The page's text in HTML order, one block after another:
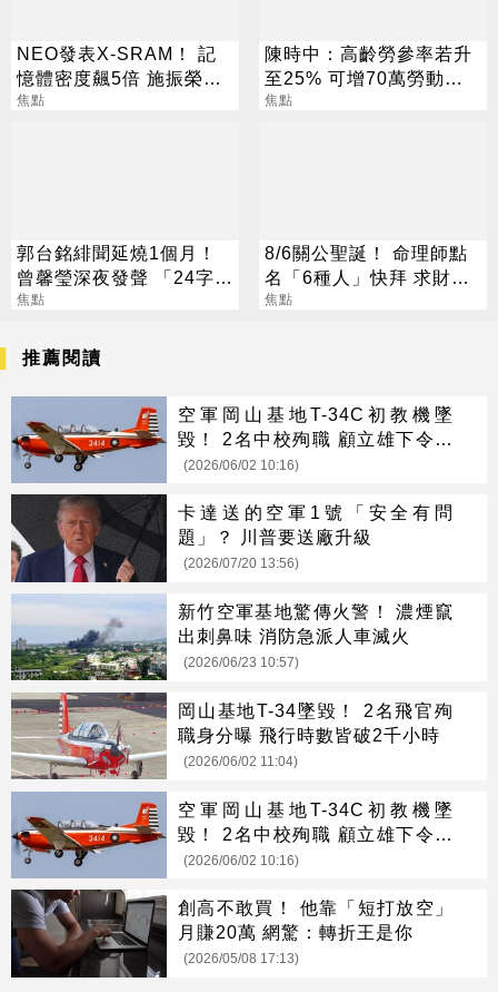
NEO發表X-SRAM！ 記
憶體密度飆5倍 施振榮：
半導體迎新革命
焦點
陳時中：高齡勞參率若升
至25% 可增70萬勞動人
口
焦點
郭台銘緋聞延燒1個月！
曾馨瑩深夜發聲 「24字」
吐盡最心繫的事
焦點
8/6關公聖誕！ 命理師點
名「6種人」快拜 求財求
職保平安
焦點
推薦閱讀
空軍岡山基地T-34C初教機墜
毀！ 2名中校殉職 顧立雄下令徹
查
(2026/06/02 10:16)
卡達送的空軍1號「安全有問
題」？ 川普要送廠升級
(2026/07/20 13:56)
新竹空軍基地驚傳火警！ 濃煙竄
出刺鼻味 消防急派人車滅火
(2026/06/23 10:57)
岡山基地T-34墜毀！ 2名飛官殉
職身分曝 飛行時數皆破2千小時
(2026/06/02 11:04)
空軍岡山基地T-34C初教機墜
毀！ 2名中校殉職 顧立雄下令徹
查
(2026/06/02 10:16)
創高不敢買！ 他靠「短打放空」
月賺20萬 網驚：轉折王是你
(2026/05/08 17:13)